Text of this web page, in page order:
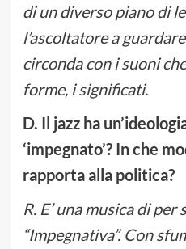
di un diverso piano di
l’ascoltatore a
circonda con i suoni
forme, i significati.
D. Il jazz ha
‘impegnato’? In che
rapporta alla politica?
R. E’ una musica di per
“Impegnativa”. Con